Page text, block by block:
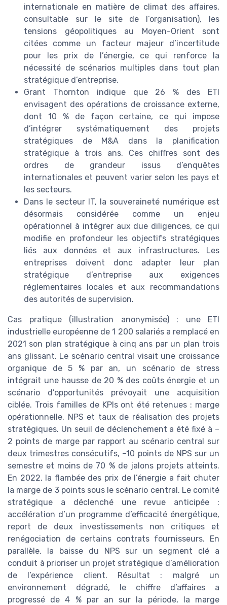
internationale en matière de climat des affaires,
consultable sur le site de l’organisation), les
tensions géopolitiques au Moyen-Orient sont
citées comme un facteur majeur d’incertitude
pour les prix de l’énergie, ce qui renforce la
nécessité de scénarios multiples dans tout plan
stratégique d’entreprise.
Grant Thornton indique que 26 % des ETI
envisagent des opérations de croissance externe,
dont 10 % de façon certaine, ce qui impose
d’intégrer systématiquement des projets
stratégiques de M&A dans la planification
stratégique à trois ans. Ces chiffres sont des
ordres de grandeur issus d’enquêtes
internationales et peuvent varier selon les pays et
les secteurs.
Dans le secteur IT, la souveraineté numérique est
désormais considérée comme un enjeu
opérationnel à intégrer aux due diligences, ce qui
modifie en profondeur les objectifs stratégiques
liés aux données et aux infrastructures. Les
entreprises doivent donc adapter leur plan
stratégique d’entreprise aux exigences
réglementaires locales et aux recommandations
des autorités de supervision.
Cas pratique (illustration anonymisée) : une ETI
industrielle européenne de 1 200 salariés a remplacé en
2021 son plan stratégique à cinq ans par un plan trois
ans glissant. Le scénario central visait une croissance
organique de 5 % par an, un scénario de stress
intégrait une hausse de 20 % des coûts énergie et un
scénario d’opportunités prévoyait une acquisition
ciblée. Trois familles de KPIs ont été retenues : marge
opérationnelle, NPS et taux de réalisation des projets
stratégiques. Un seuil de déclenchement a été fixé à –
2 points de marge par rapport au scénario central sur
deux trimestres consécutifs, –10 points de NPS sur un
semestre et moins de 70 % de jalons projets atteints.
En 2022, la flambée des prix de l’énergie a fait chuter
la marge de 3 points sous le scénario central. Le comité
stratégique a déclenché une revue anticipée :
accélération d’un programme d’efficacité énergétique,
report de deux investissements non critiques et
renégociation de certains contrats fournisseurs. En
parallèle, la baisse du NPS sur un segment clé a
conduit à prioriser un projet stratégique d’amélioration
de l’expérience client. Résultat : malgré un
environnement dégradé, le chiffre d’affaires a
progressé de 4 % par an sur la période, la marge